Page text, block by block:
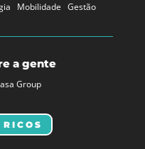
Mobilidade Gestão
a gente
Group